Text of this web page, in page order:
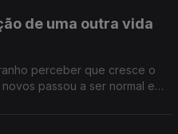
de uma outra vida
perceber que cresce o
passou a ser normal e